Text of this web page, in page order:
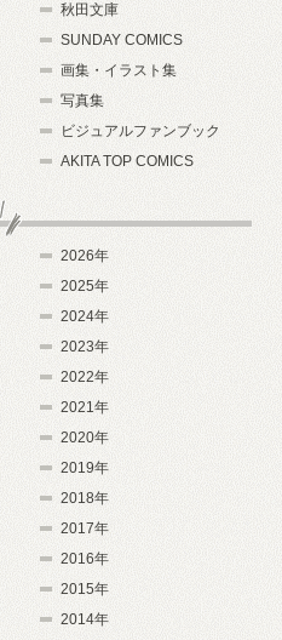
秋田文庫
SUNDAY COMICS
画集・イラスト集
写真集
ビジュアルファンブック
AKITA TOP COMICS
2026年
2025年
2024年
2023年
2022年
2021年
2020年
2019年
2018年
2017年
2016年
2015年
2014年